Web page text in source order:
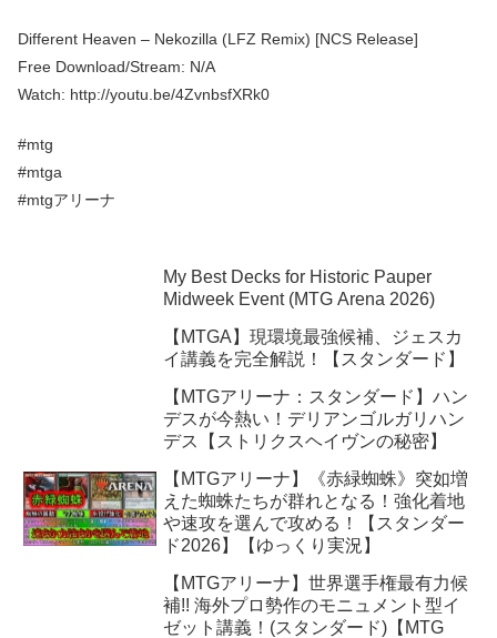
Different Heaven – Nekozilla (LFZ Remix) [NCS Release]
Free Download/Stream: N/A
Watch: http://youtu.be/4ZvnbsfXRk0
#mtg
#mtga
#mtgアリーナ
My Best Decks for Historic Pauper
Midweek Event (MTG Arena 2026)
【MTGA】現環境最強候補、ジェスカ
イ講義を完全解説！【スタンダード】
【MTGアリーナ：スタンダード】ハン
デスが今熱い！デリアンゴルガリハン
デス【ストリクスヘイヴンの秘密】
【MTGアリーナ】《赤緑蜘蛛》突如増
えた蜘蛛たちが群れとなる！強化着地
や速攻を選んで攻める！【スタンダー
ド2026】【ゆっくり実況】
【MTGアリーナ】世界選手権最有力候
補!! 海外プロ勢作のモニュメント型イ
ゼット講義！(スタンダード)【MTG